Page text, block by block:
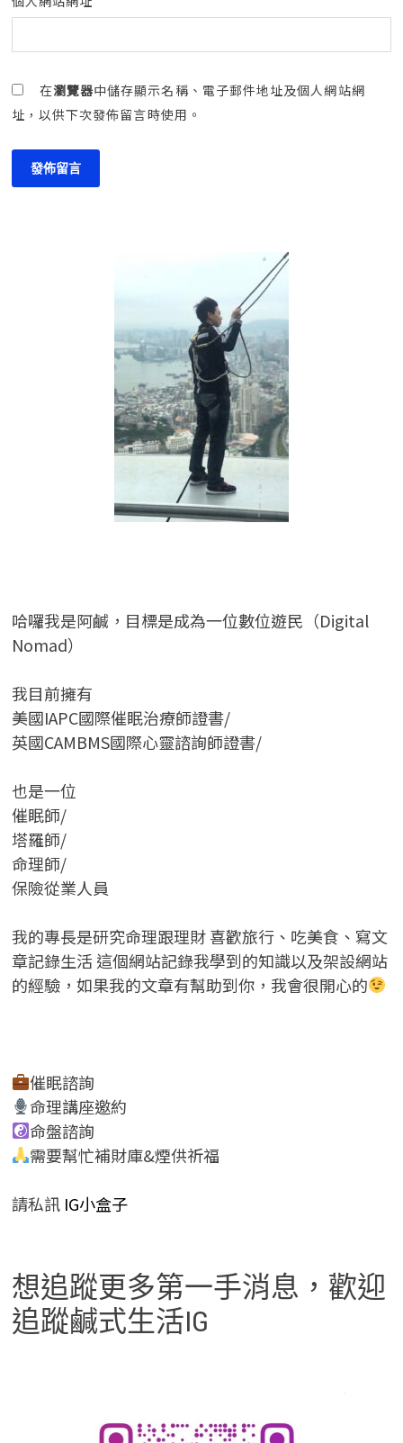
在瀏覽器中儲存顯示名稱、電子郵件地址及個人網站網
址，以供下次發佈留言時使用。
哈囉我是阿鹹，目標是成為一位數位遊民（Digital
Nomad）
我目前擁有
美國IAPC國際催眠治療師證書/
英國CAMBMS國際心靈諮詢師證書/
也是一位
催眠師/
塔羅師/
命理師/
保險從業人員
我的專長是研究命理跟理財 喜歡旅行、吃美食、寫文
章記錄生活 這個網站記錄我學到的知識以及架設網站
的經驗，如果我的文章有幫助到你，我會很開心的
催眠諮詢
命理講座邀約
命盤諮詢
需要幫忙補財庫&煙供祈福
請私訊IG小盒子
想追蹤更多第一手消息，歡迎
追蹤鹹式生活IG